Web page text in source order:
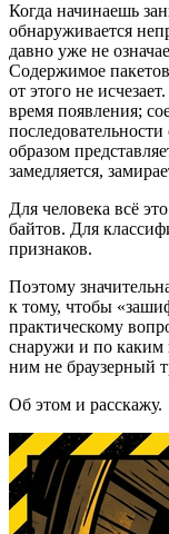
Когда начинаешь
обнаруживается
давно уже не
Содержимое
от этого не
время появления;
образом
замедляется,
Для человека всё
байтов. Для
признаков.
Поэтому
к тому, чтобы
практическому
снаружи и по каким
ним не браузерный
Об этом и расскажу.